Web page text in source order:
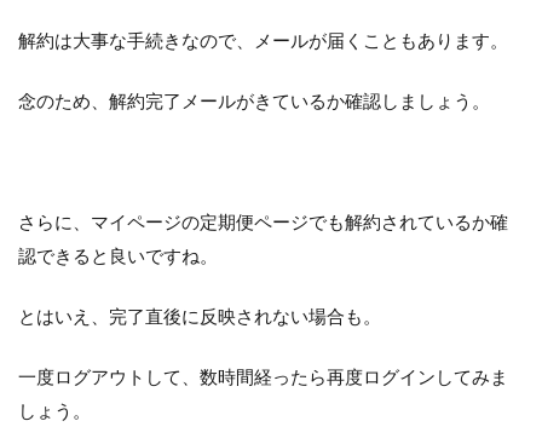
解約は大事な手続きなので、メールが届くこともあります。
念のため、解約完了メールがきているか確認しましょう。
さらに、マイページの定期便ページでも解約されているか確
認できると良いですね。
とはいえ、完了直後に反映されない場合も。
一度ログアウトして、数時間経ったら再度ログインしてみま
しょう。